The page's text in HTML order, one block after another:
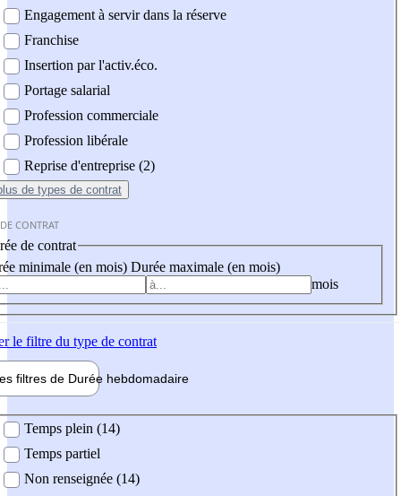
Engagement à servir dans la réserve
Franchise
Insertion par l'activ.éco.
Portage salarial
Profession commerciale
Profession libérale
Reprise d'entreprise (2)
de types de contrat
CONTRAT
de contrat
minimale (en mois) Durée maximale (en mois)
mois
le filtre du type de contrat
filtres de Durée hebdomadaire
Temps plein (14)
Temps partiel
Non renseignée (14)